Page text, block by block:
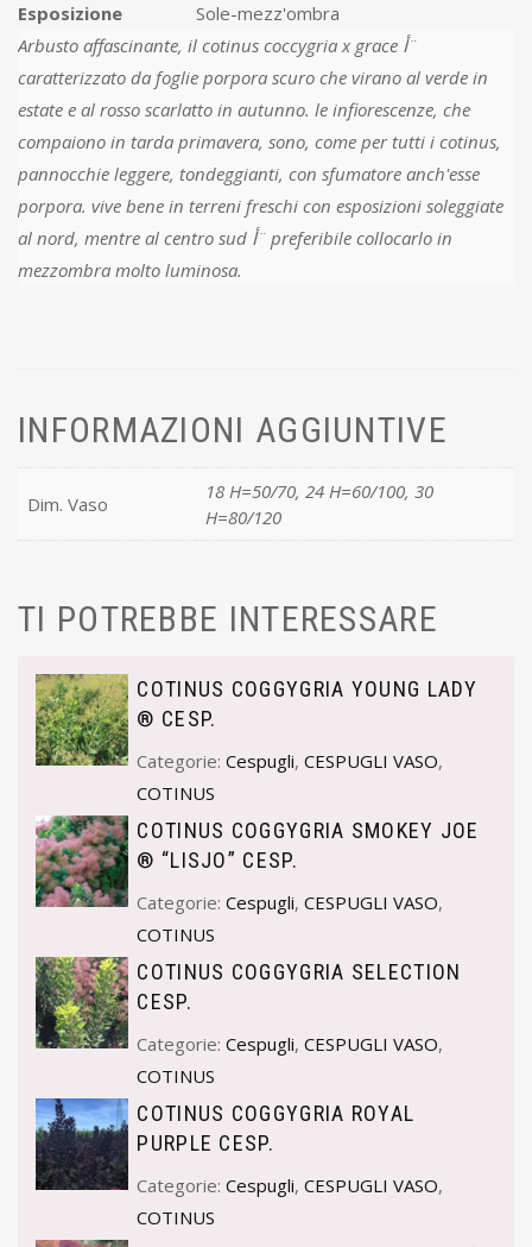
Esposizione
Sole-mezz'ombra
Arbusto affascinante, il cotinus coccygria x grace أ¨
caratterizzato da foglie porpora scuro che virano al verde in
estate e al rosso scarlatto in autunno. le infiorescenze, che
compaiono in tarda primavera, sono, come per tutti i cotinus,
pannocchie leggere, tondeggianti, con sfumatore anch'esse
porpora. vive bene in terreni freschi con esposizioni soleggiate
al nord, mentre al centro sud أ¨ preferibile collocarlo in
mezzombra molto luminosa.
INFORMAZIONI AGGIUNTIVE
Dim. Vaso
18 H=50/70, 24 H=60/100, 30
H=80/120
TI POTREBBE INTERESSARE
COTINUS COGGYGRIA YOUNG LADY
® CESP.
Categorie:Cespugli,CESPUGLI VASO,
COTINUS
COTINUS COGGYGRIA SMOKEY JOE
® “LISJO” CESP.
Categorie:Cespugli,CESPUGLI VASO,
COTINUS
COTINUS COGGYGRIA SELECTION
CESP.
Categorie:Cespugli,CESPUGLI VASO,
COTINUS
COTINUS COGGYGRIA ROYAL
PURPLE CESP.
Categorie:Cespugli,CESPUGLI VASO,
COTINUS